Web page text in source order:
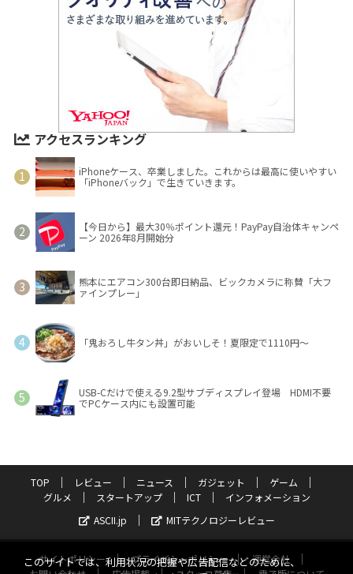
アクセスランキング
iPhoneケース、卒業しました。これからは最高に使いやすい
「iPhoneバック」で生きていきます。
【今日から】最大30％ポイント還元！PayPay自治体キャンペ
ーン 2026年8月開始分
熊本にエアコン300台即日納品、ビックカメラに称賛「大フ
ァインプレー」
「鬼おろし牛タン丼」がおいしそ！夏限定で1110円～
USB-Cだけで使える9.2型サブディスプレイ登場 HDMI不要
でPCケース内にも設置可能
TOP レビュー ニュース ガジェット
ゲーム
グルメ
スタートアップ ICT
インフォメーション
ASCII.jp
MITテクノロジーレビュー
サイトポリシー プライバシーポリシー
運営会社
このサイトでは、利用状況の把握や広告配信などのために、